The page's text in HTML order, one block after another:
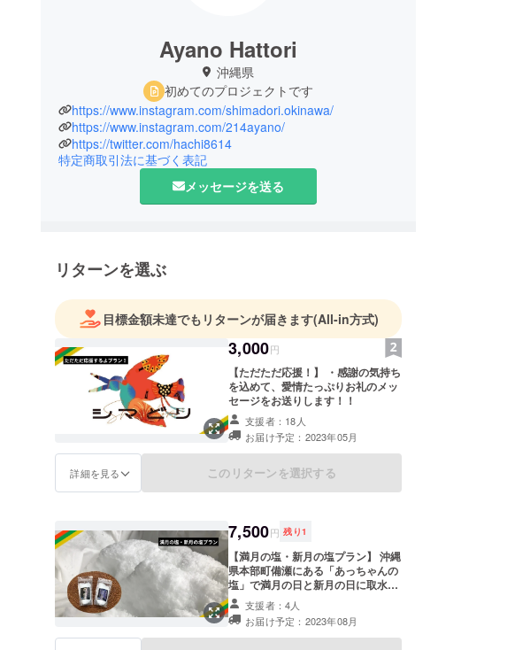
Ayano Hattori
沖縄県
初めてのプロジェクトです
https://www.instagram.com/shimadori.okinawa/
https://www.instagram.com/214ayano/
https://twitter.com/hachi8614
特定商取引法に基づく表記
メッセージを送る
リターンを選ぶ
目標金額未達でもリターンが届きます(All-in方式)
3,000円
【ただただ応援！】 ・感謝の気持ち
を込めて、愛情たっぷりお礼のメッ
セージをお送りします！！
支援者：18人
お届け予定：2023年05月
詳細を見る このリターンを選択する
7,500円 残り1
【満月の塩・新月の塩プラン】 沖縄
県本部町備瀬にある「あっちゃんの
塩」で満月の日と新月の日に取水し
た海水で作っているお塩です。 釜炊
き天日干し、ご夫婦で手作りで塩作
りをされています。 生産量が少ない
ため通常は工房でしか手に入らない
支援者：4人
お届け予定：2023年08月